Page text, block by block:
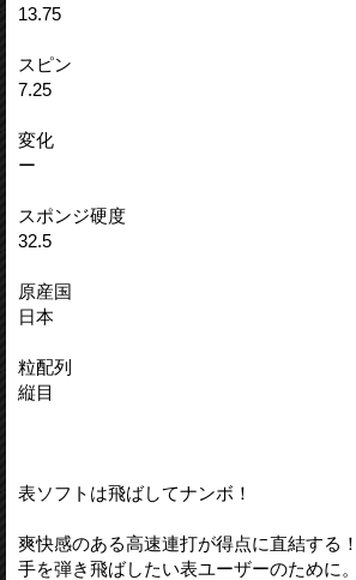
13.75
スピン
7.25
変化
ー
スポンジ硬度
32.5
原産国
日本
粒配列
縦目
表ソフトは飛ばしてナンボ！
爽快感のある高速連打が得点に直結する
手を弾き飛ばしたい表ユーザーのために。